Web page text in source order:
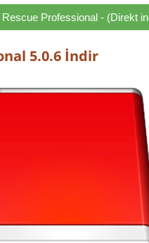
Rescue Professional - (Direkt
5.0.6 İndir